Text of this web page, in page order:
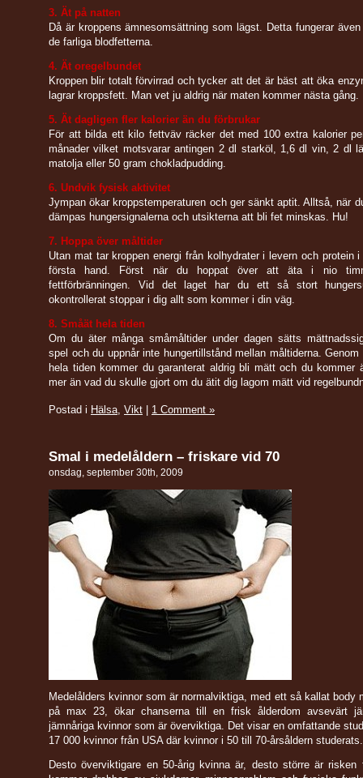
3. Ät på natten
Då är kroppens ämnesomsättning som lägst. Detta fungerar
de farliga blodfetterna.
4. Ät oregelbundet
Kroppen blir totalt förvirrad och tycker att det är bäst att öka
lagrar kroppsfett. Man vet ju aldrig när maten kommer nästa gång.
5. Ät dagligen fler kalorier än du förbrukar
För att bilda ett kilo fettväv räcker det med 100 extra kalorier
månader vilket motsvarar antingen 2 dl starköl, 1,6 dl vin, 2 dl
matolja eller 50 gram chokladpudding.
6. Undvik fysisk aktivitet
Jympan ökar kroppstemperaturen och ger sänkt aptit. Alltså, när
dämpas hungersignalerna och utsikterna att bli fet minskas. Hu!
7. Hoppa över måltider
Utan mat tar kroppen energi från kolhydrater i levern och protein
första hand. Först när du hoppat över att äta i nio
fettförbränningen. Vid det laget har du ett så stort
okontrollerat stoppar i dig allt som kommer i din väg.
8. Småät hela tiden
Om du äter många småmåltider under dagen sätts
spel och du uppnår inte hungertillstånd mellan måltiderna.
hela tiden kommer du garanterat aldrig bli mätt och du kommer
mer än vad du skulle gjort om du ätit dig lagom mätt vid
Postad i Hälsa, Vikt 1 Comment »
Smal i medelåldern – friskare vid 70
onsdag, september 30th, 2009
Medelålders kvinnor som är normalviktiga, med ett så kallat body
på max 23, ökar chanserna till en frisk ålderdom avsevärt
jämnåriga kvinnor som är överviktiga. Det visar en omfattande
17 000 kvinnor från USA där kvinnor i 50 till 70-årsåldern studerats.
Desto överviktigare en 50-årig kvinna är, desto större är risken